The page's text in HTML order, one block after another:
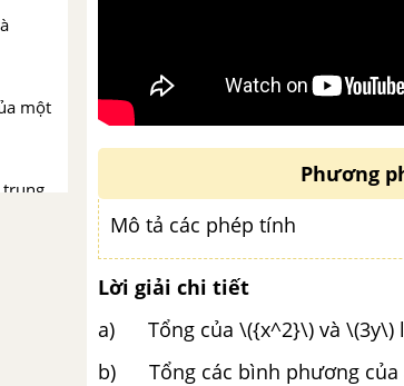
một
trung
Phương
Mô tả các phép tính
Lời giải chi tiết
a) Tổng của \({x^2}\) và \(3y\)
b) Tổng các bình phương của